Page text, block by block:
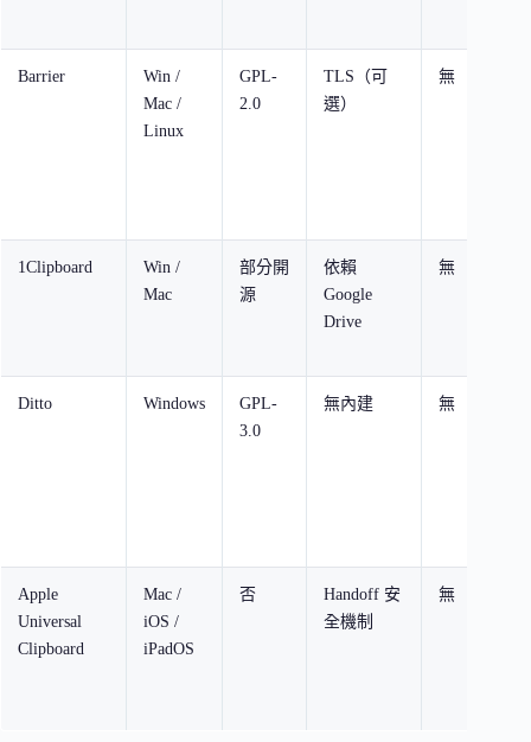
Barrier
Win /
Mac /
Linux
GPL-
2.0
TLS（可
選）
無
1Clipboard
Win /
Mac
部分開
源
依賴
Google
Drive
無
Ditto Windows
GPL-
3.0
無內建 無
Apple
Universal
Clipboard
Mac /
iOS /
iPadOS
否
Handoff 安
全機制
無